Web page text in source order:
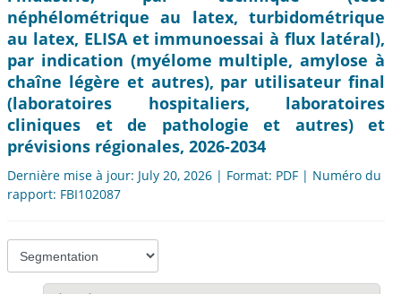
néphélométrique au latex, turbidométrique
au latex, ELISA et immunoessai à flux latéral),
par indication (myélome multiple, amylose à
chaîne légère et autres), par utilisateur final
(laboratoires hospitaliers, laboratoires
cliniques et de pathologie et autres) et
prévisions régionales, 2026-2034
Dernière mise à jour: July 20, 2026 | Format: PDF | Numéro du
rapport: FBI102087